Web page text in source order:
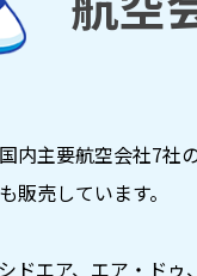
主要航空会社7社
売しています。
エア、エア・ド